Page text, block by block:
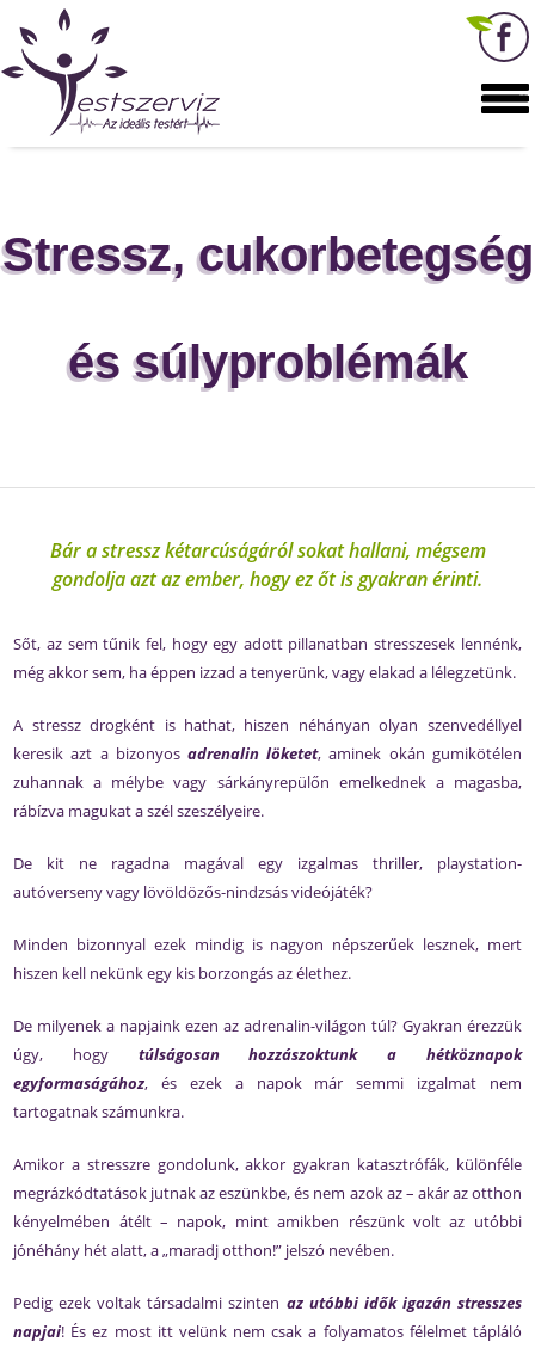
Stressz, cukorbetegség
és súlyproblémák
Bár a stressz kétarcúságáról sokat hallani, mégsem
gondolja azt az ember, hogy ez őt is gyakran érinti.
Sőt, az sem tűnik fel, hogy egy adott pillanatban stresszesek lennénk,
még akkor sem, ha éppen izzad a tenyerünk, vagy elakad a lélegzetünk.
A stressz drogként is hathat, hiszen néhányan olyan szenvedéllyel
keresik azt a bizonyos adrenalin löketet, aminek okán gumikötélen
zuhannak a mélybe vagy sárkányrepülőn emelkednek a magasba,
rábízva magukat a szél szeszélyeire.
De kit ne ragadna magával egy izgalmas thriller, playstation-
autóverseny vagy lövöldözős-nindzsás videójáték?
Minden bizonnyal ezek mindig is nagyon népszerűek lesznek, mert
hiszen kell nekünk egy kis borzongás az élethez.
De milyenek a napjaink ezen az adrenalin-világon túl? Gyakran érezzük
úgy, hogy túlságosan hozzászoktunk a hétköznapok
egyformaságához, és ezek a napok már semmi izgalmat nem
tartogatnak számunkra.
Amikor a stresszre gondolunk, akkor gyakran katasztrófák, különféle
megrázkódtatások jutnak az eszünkbe, és nem azok az – akár az otthon
kényelmében átélt – napok, mint amikben részünk volt az utóbbi
jónéhány hét alatt, a „maradj otthon!” jelszó nevében.
Pedig ezek voltak társadalmi szinten az utóbbi idők igazán stresszes
napjai! És ez most itt velünk nem csak a folyamatos félelmet tápláló